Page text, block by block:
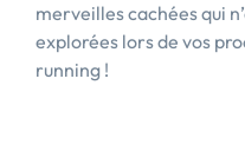
merveilles cachées qui
explorées lors de vos
running !